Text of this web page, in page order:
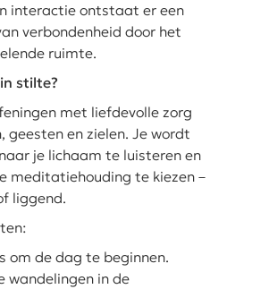
interactie ontstaat er een
verbondenheid door het
ruimte.
stilte?
met liefdevolle zorg
geesten en zielen. Je wordt
je lichaam te luisteren en
meditatiehouding te kiezen –
liggend.
om de dag te beginnen.
wandelingen in de